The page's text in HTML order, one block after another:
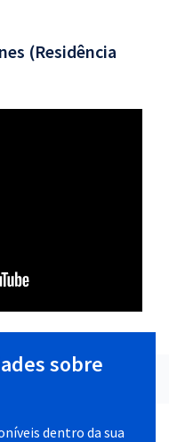
(Residência
sobre
dentro da sua